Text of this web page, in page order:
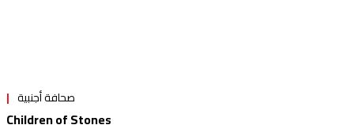
صحافة أجنبية
Children of Stones